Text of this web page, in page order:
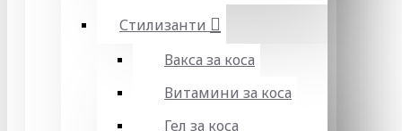
Стилизанти
Вакса за коса
Витамини за коса
Гел за коса